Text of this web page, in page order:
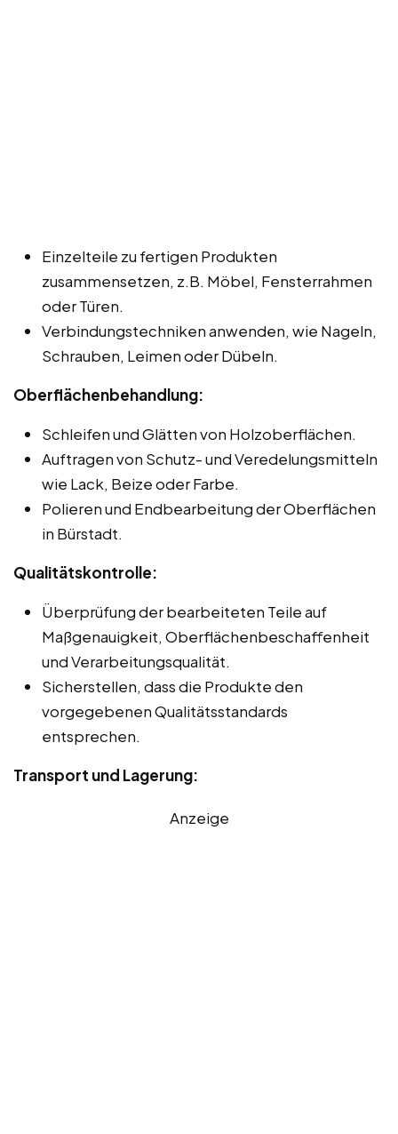
Einzelteile zu fertigen Produkten
zusammensetzen, z.B. Möbel, Fensterrahmen
oder Türen.
Verbindungstechniken anwenden, wie Nageln,
Schrauben, Leimen oder Dübeln.
Oberflächenbehandlung:
Schleifen und Glätten von Holzoberflächen.
Auftragen von Schutz- und Veredelungsmitteln
wie Lack, Beize oder Farbe.
Polieren und Endbearbeitung der Oberflächen
in Bürstadt.
Qualitätskontrolle:
Überprüfung der bearbeiteten Teile auf
Maßgenauigkeit, Oberflächenbeschaffenheit
und Verarbeitungsqualität.
Sicherstellen, dass die Produkte den
vorgegebenen Qualitätsstandards
entsprechen.
Transport und Lagerung:
Anzeige